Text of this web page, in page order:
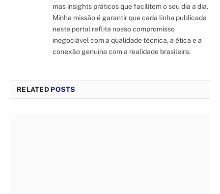
mas insights práticos que facilitem o seu dia a dia.
Minha missão é garantir que cada linha publicada
neste portal reflita nosso compromisso
inegociável com a qualidade técnica, a ética e a
conexão genuína com a realidade brasileira.
RELATED POSTS